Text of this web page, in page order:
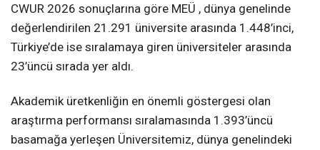
CWUR 2026 sonuçlarına göre MEÜ , dünya genelinde
değerlendirilen 21.291 üniversite arasında 1.448’inci,
Türkiye’de ise sıralamaya giren üniversiteler arasında
23’üncü sırada yer aldı.
Akademik üretkenliğin en önemli göstergesi olan
araştırma performansı sıralamasında 1.393’üncü
basamağa yerleşen Üniversitemiz, dünya genelindeki